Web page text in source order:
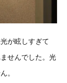
が眩しすぎて
せんでした。光
。